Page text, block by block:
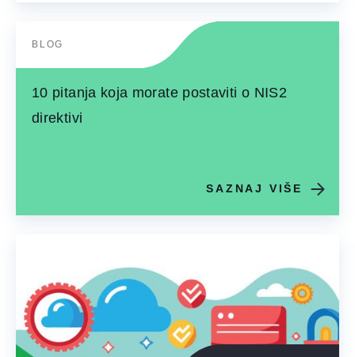
BLOG
10 pitanja koja morate postaviti o NIS2
direktivi
SAZNAJ VIŠE